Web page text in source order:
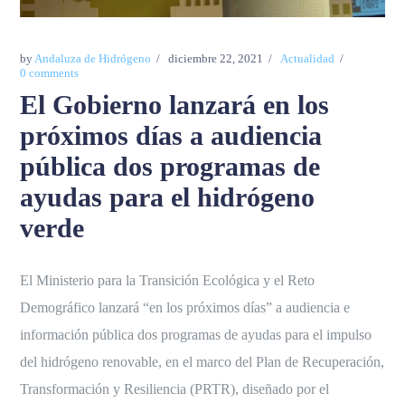
by Andaluza de Hidrógeno diciembre 22, 2021
Actualidad
0 comments
El Gobierno lanzará en los
próximos días a audiencia
pública dos programas de
ayudas para el hidrógeno
verde
El Ministerio para la Transición Ecológica y el Reto
Demográfico lanzará “en los próximos días” a audiencia e
información pública dos programas de ayudas para el impulso
del hidrógeno renovable, en el marco del Plan de Recuperación,
Transformación y Resiliencia (PRTR), diseñado por el